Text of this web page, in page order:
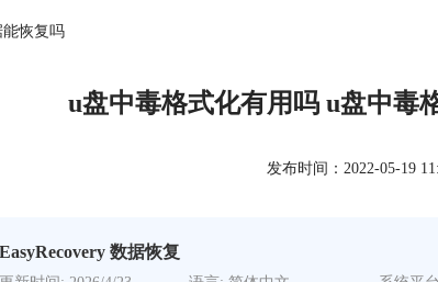
恢复吗
u盘中毒格式化有用吗 u盘中毒
发布时间：2022-05-19
EasyRecovery 数据恢复